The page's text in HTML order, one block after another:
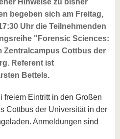
Hinweise zu bisher
begeben sich am Freitag,
Uhr die Teilnehmenden
"Forensic Sciences:
Zentralcampus Cottbus der
Referent ist
Bettels.
freiem Eintritt in den Großen
Cottbus der Universität in der
Anmeldungen sind